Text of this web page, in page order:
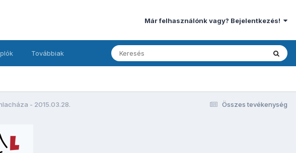
Már felhasználónk vagy? Bejelentkezés!
Továbbiak
Összes tevékenység
- 2015.03.28.